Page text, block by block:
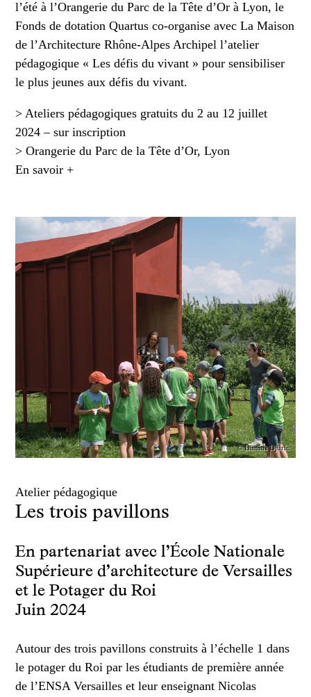
l’été à l’Orangerie du Parc de la Tête d’Or à Lyon, le
Fonds de dotation Quartus co-organise avec La Maison
de l’Architecture Rhône-Alpes Archipel l’atelier
pédagogique « Les défis du vivant » pour sensibiliser
le plus jeunes aux défis du vivant.
> Ateliers pédagogiques gratuits du 2 au 12 juillet
2024 – sur inscription
> Orangerie du Parc de la Tête d’Or, Lyon
En savoir +
© Dimitri Djuric
Atelier pédagogique
Les trois pavillons
En partenariat avec l’École Nationale
Supérieure d’architecture de Versailles
et le Potager du Roi
Juin 2024
Autour des trois pavillons construits à l’échelle 1 dans
le potager du Roi par les étudiants de première année
de l’ENSA Versailles et leur enseignant Nicolas